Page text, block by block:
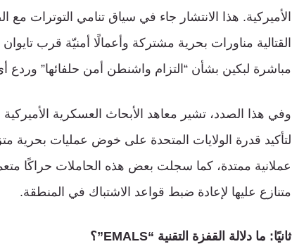
الأميركية. هذا الانتشار جاء في سياق تنامي التوترات
القتالية مناورات بحرية مشتركة وأعمالًا أمنيّة قرب
مباشرة لبكين بشأن “التزام واشنطن أمن حلفائها” وردع
وفي هذا الصدد، تشير معاهد الأبحاث العسكرية
لتأكيد قدرة الولايات المتحدة على خوض عمليات
عملانية ممتدة، كما سجلت بعض هذه الحاملات حراكًا
متنازع عليها لإعادة ضبط قواعد الاشتباك في المنطقة.
ثانيًا: ما دلالة القفزة التقنية “EMALS”؟